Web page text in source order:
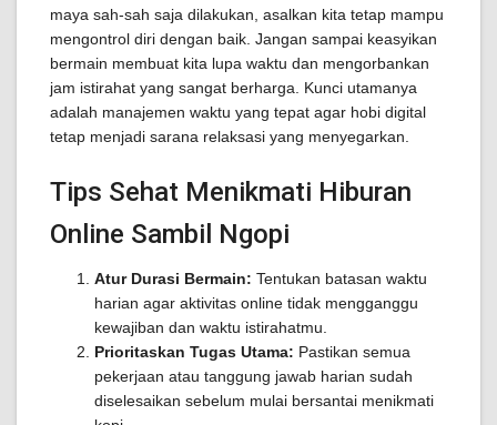
maya sah-sah saja dilakukan, asalkan kita tetap mampu
mengontrol diri dengan baik. Jangan sampai keasyikan
bermain membuat kita lupa waktu dan mengorbankan
jam istirahat yang sangat berharga. Kunci utamanya
adalah manajemen waktu yang tepat agar hobi digital
tetap menjadi sarana relaksasi yang menyegarkan.
Tips Sehat Menikmati Hiburan
Online Sambil Ngopi
Atur Durasi Bermain: Tentukan batasan waktu
harian agar aktivitas online tidak mengganggu
kewajiban dan waktu istirahatmu.
Prioritaskan Tugas Utama: Pastikan semua
pekerjaan atau tanggung jawab harian sudah
diselesaikan sebelum mulai bersantai menikmati